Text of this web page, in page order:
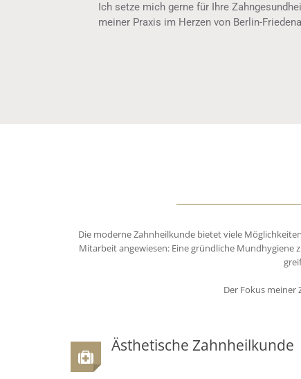
Ich setze mich gerne für Ihre
meiner Praxis im Herzen von Berlin-
Die moderne Zahnheilkunde bietet viele
Mitarbeit angewiesen: Eine gründliche
Der Fokus
Ästhetische Zahnheilkunde